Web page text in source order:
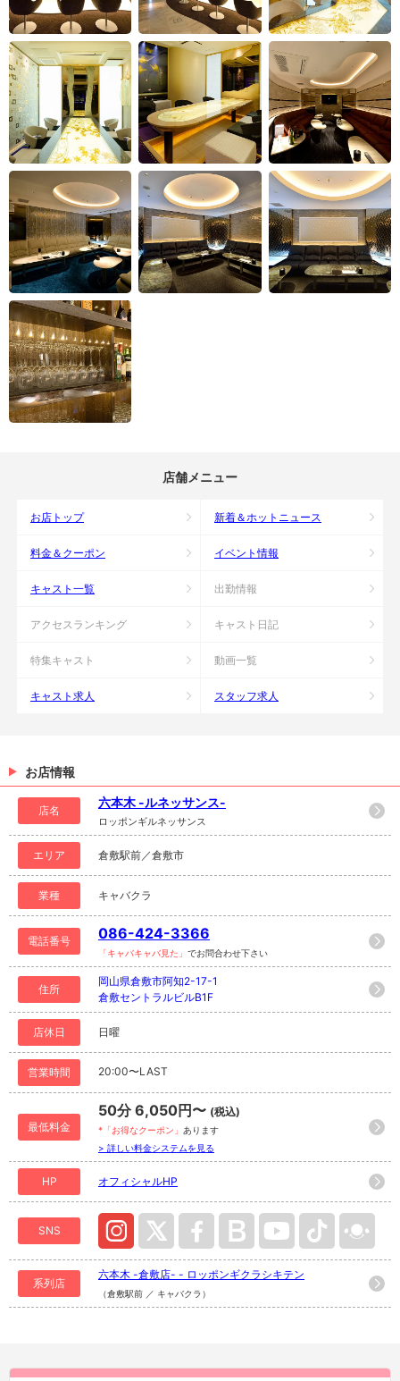
店舗メニュー
お店トップ 新着＆ホットニュース
料金＆クーポン イベント情報
キャスト一覧 出勤情報
アクセスランキング キャスト日記
特集キャスト 動画一覧
キャスト求人 スタッフ求人
お店情報
店名
六本木 -ルネッサンス-
ロッポンギルネッサンス
エリア 倉敷駅前／倉敷市
業種 キャバクラ
電話番号 086-424-3366
「キャバキャバ見た」 でお問合わせ下さい
住所
岡山県倉敷市阿知2-17-1
倉敷セントラルビルB1F
店休日 日曜
営業時間 20:00〜LAST
最低料金
50分 6,050円〜 (税込)
*「お得なクーポン」 あります
> 詳しい料金システムを見る
HP オフィシャルHP
SNS
系列店
六本木 -倉敷店- - ロッポンギクラシキテン
（倉敷駅前 ／ キャバクラ）